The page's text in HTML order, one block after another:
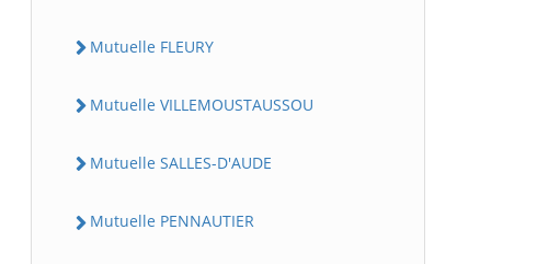
Mutuelle FLEURY
Mutuelle VILLEMOUSTAUSSOU
Mutuelle SALLES-D'AUDE
Mutuelle PENNAUTIER